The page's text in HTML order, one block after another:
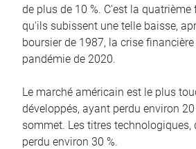
de plus de 10 %. C'est la quatrième
qu'ils subissent une telle baisse,
boursier de 1987, la crise
pandémie de 2020.
Le marché américain est le plus
développés, ayant perdu environ
sommet. Les titres technologiques,
perdu environ 30 %.